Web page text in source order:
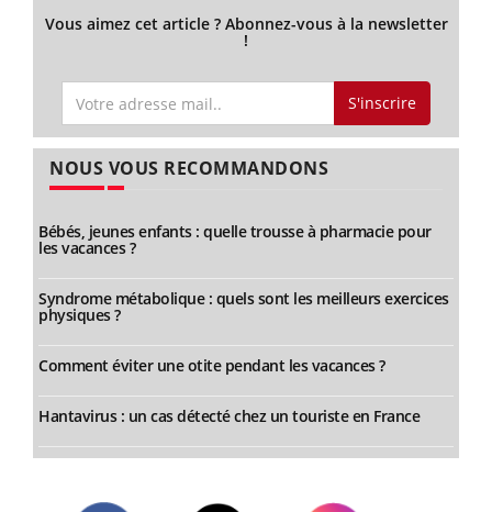
Vous aimez cet article ? Abonnez-vous à la newsletter
!
S'inscrire
NOUS VOUS RECOMMANDONS
Bébés, jeunes enfants : quelle trousse à pharmacie pour
les vacances ?
Syndrome métabolique : quels sont les meilleurs exercices
physiques ?
Comment éviter une otite pendant les vacances ?
Hantavirus : un cas détecté chez un touriste en France